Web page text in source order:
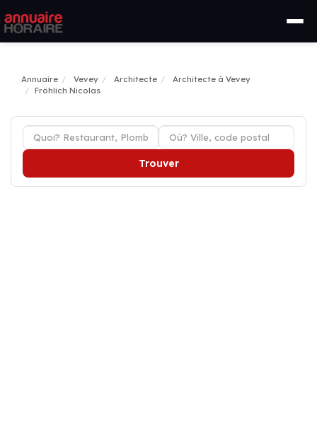
Annuaire Vevey Architecte
Architecte à Vevey
Fröhlich Nicolas
Trouver